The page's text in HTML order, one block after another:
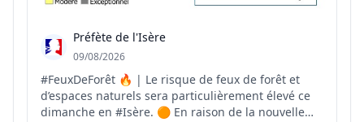
Préfète de l'Isère
09/08/2026
#FeuxDeForêt 🔥 | Le risque de feux de forêt et
d’espaces naturels sera particulièrement élevé ce
dimanche en #Isère. 🟠 En raison de la nouvelle